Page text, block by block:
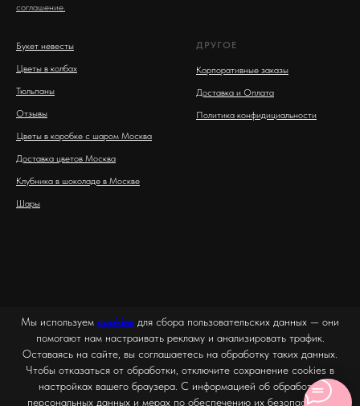
соглашение.
Букет невесты
Цветы в колбах
Тюльпаны
Отзывы
Цветы в коробке с шаром Москва
Доставка цветов Москва
Клубника в шоколаде в Москве
Шары
ДРУГОЕ
Корпоративные заказы
Доставка и Оплата
Политика конфидициальности
Мы используем cookies для сбора пользовательских данных — они
помогают нам настраивать рекламу и анализировать трафик.
Оставаясь на сайте, вы соглашаетесь на обработку таких данных.
Чтобы отказаться от обработки, отключите сохранение cookies в
настройках вашего браузера. С информацией об обработке
персональных данных и мерах по обеспечению их безопасности